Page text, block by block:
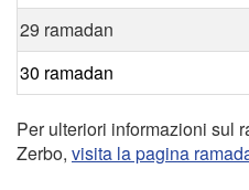
29 ramadan
30 ramadan
Per ulteriori informazioni sul
Zerbo, visita la pagina